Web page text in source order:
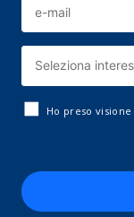
Ho preso